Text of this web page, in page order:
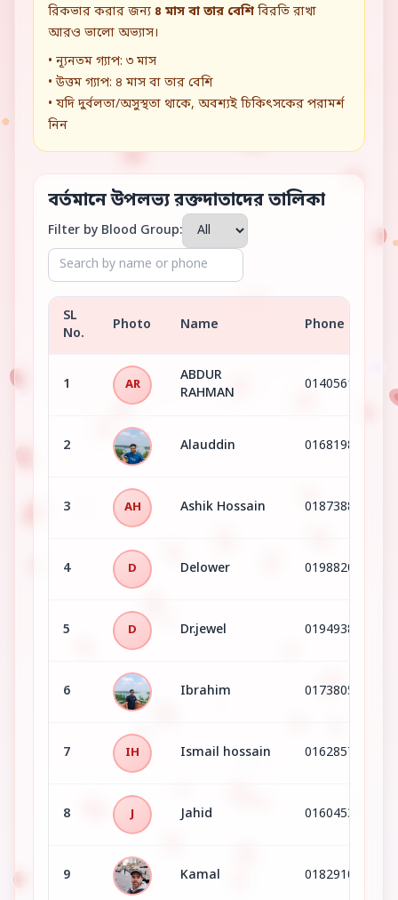
রিকভার করার জন্য ৪ মাস বা তার বেশি বিরতি রাখা
আরও ভালো অভ্যাস।
• ন্যূনতম গ্যাপ: ৩ মাস
• উত্তম গ্যাপ: ৪ মাস বা তার বেশি
• যদি দুর্বলতা/অসুস্থতা থাকে, অবশ্যই চিকিৎসকের পরামর্শ
নিন
বর্তমানে উপলভ্য রক্তদাতাদের তালিকা
Filter by Blood Group:
SL
No.
Photo Name Phone
1 AR
ABDUR
RAHMAN
01405617598
2 Alauddin 01681981572
3 AH Ashik Hossain 01873883207
4 D Delower 01988205952
5 D Dr.jewel 01949386494
6 Ibrahim 01738050485
7 IH Ismail hossain 01628578082
8 J Jahid 01604535790
9 Kamal 01829107478